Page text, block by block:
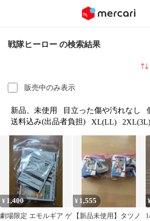
戦隊ヒーロー の検索結果
販売中のみ表示
並
新品、未使用 目立った傷や汚れなし
送料込み(出品者負担)
XL(LL) 2XL(3L)
¥ 1,400
劇場限定 エモルギア ゲ
¥ 1,555
【新品未使用】タツノ